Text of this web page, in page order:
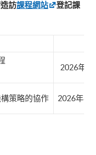
訪課程網站
登記課
2026年8
策略的協作 2026年8